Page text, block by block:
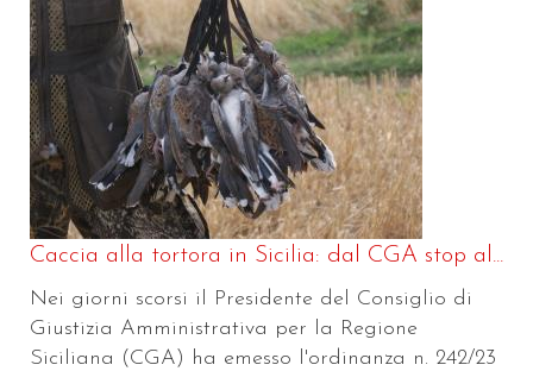
Caccia alla tortora in Sicilia: dal CGA stop al...
Nei giorni scorsi il Presidente del Consiglio di
Giustizia Amministrativa per la Regione
Siciliana (CGA) ha emesso l'ordinanza n. 242/23